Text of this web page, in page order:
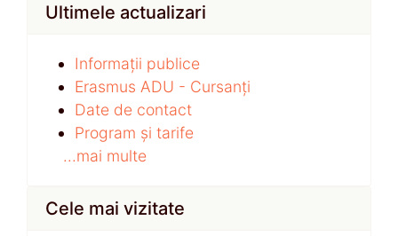
Ultimele actualizari
Informații publice
Erasmus ADU - Cursanți
Date de contact
Program și tarife
...mai multe
Cele mai vizitate